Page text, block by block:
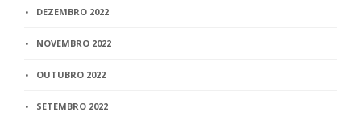
DEZEMBRO 2022
NOVEMBRO 2022
OUTUBRO 2022
SETEMBRO 2022